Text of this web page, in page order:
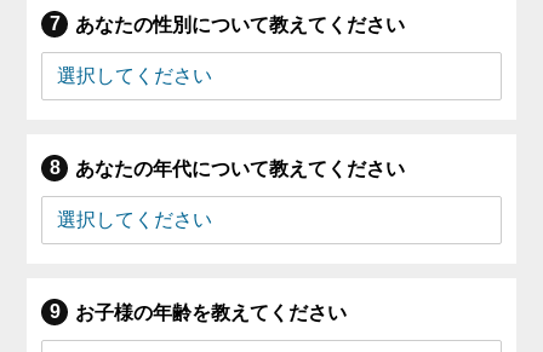
あなたの性別について教えてください
あなたの年代について教えてください
お子様の年齢を教えてください